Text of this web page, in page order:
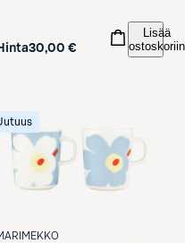
30,00 €
Lisää
ostoskoriin